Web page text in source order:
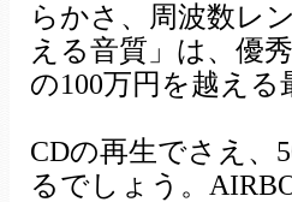
らかさ、周波数レ
える音質」は、優
の100万円を越え
CDの再生でさえ、
るでしょう。